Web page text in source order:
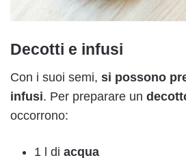
Decotti e infusi
Con i suoi semi, si possono
infusi. Per preparare un
occorrono:
1 l di acqua